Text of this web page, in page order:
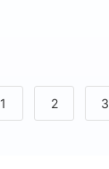
1 2 3